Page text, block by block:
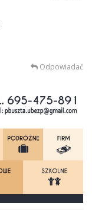
Odpowiadać